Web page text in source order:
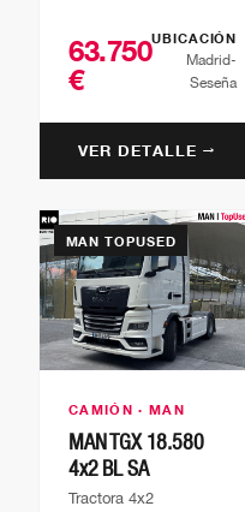
63.750
€
UBICACIÓN
Madrid-
Seseña
VER DETALLE →
MAN TOPUSED
CAMIÓN · MAN
MAN TGX 18.580
4x2 BL SA
Tractora 4x2